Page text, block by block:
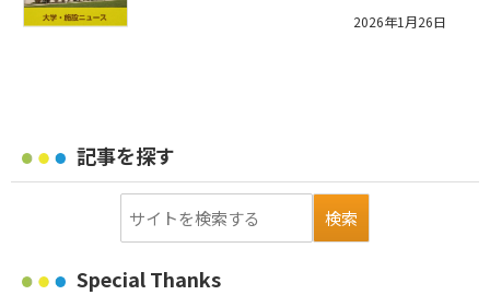
2026年1月26日
記事を探す
Special Thanks